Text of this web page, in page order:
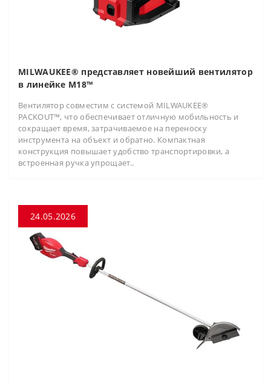
MILWAUKEE® представляет новейший вентилятор
в линейке M18™
Вентилятор совместим с системой MILWAUKEE®
PACKOUT™, что обеспечивает отличную мобильность и
сокращает время, затрачиваемое на переноску
инструмента на объект и обратно. Компактная
конструкция повышает удобство транспортировки, а
встроенная ручка упрощает..
24.05.2026